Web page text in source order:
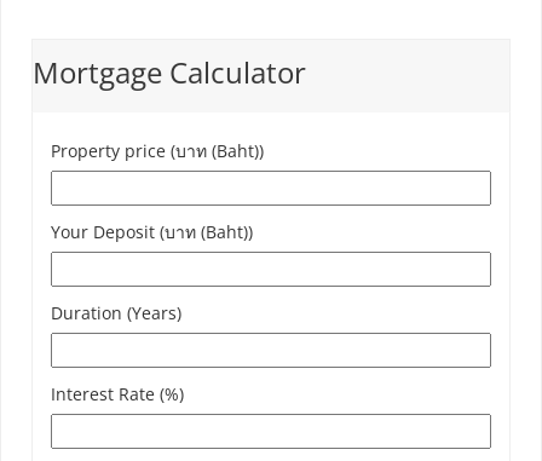
Mortgage Calculator
Property price (บาท (Baht))
Your Deposit (บาท (Baht))
Duration (Years)
Interest Rate (%)